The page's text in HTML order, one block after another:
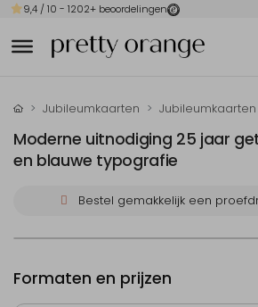
9,4 / 10 - 1202+ beoordelingen
Jubileumkaarten Jubileumkaarten
Moderne uitnodiging 25 jaar
en blauwe typografie
Bestel gemakkelijk een
Formaten en prijzen